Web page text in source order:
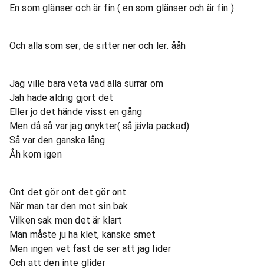
En som glänser och är fin ( en som glänser och är fin )
Och alla som ser, de sitter ner och ler. ååh
Jag ville bara veta vad alla surrar om
Jah hade aldrig gjort det
Eller jo det hände visst en gång
Men då så var jag onykter( så jävla packad)
Så var den ganska lång
Åh kom igen
Ont det gör ont det gör ont
När man tar den mot sin bak
Vilken sak men det är klart
Man måste ju ha klet, kanske smet
Men ingen vet fast de ser att jag lider
Och att den inte glider